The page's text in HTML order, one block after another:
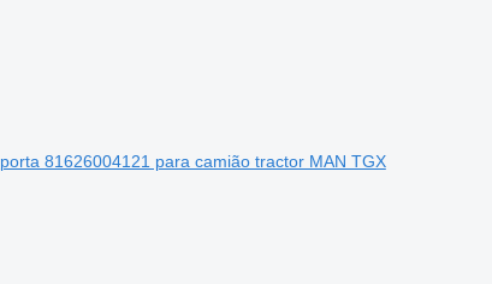
porta 81626004121 para camião tractor MAN TGX